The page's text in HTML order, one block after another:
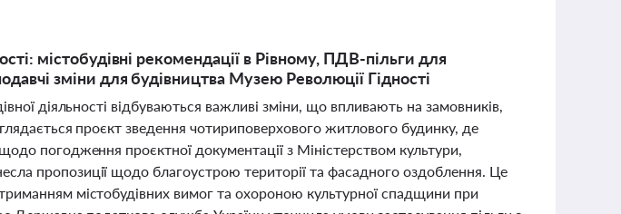
містобудівні рекомендації в Рівному, ПДВ-пільги для
зміни для будівництва Музею Революції Гідності
діяльності відбуваються важливі зміни, що впливають на замовників,
проєкт зведення чотириповерхового житлового будинку, де
погодження проєктної документації з Міністерством культури,
пропозиції щодо благоустрою території та фасадного оздоблення. Це
містобудівних вимог та охороною культурної спадщини при